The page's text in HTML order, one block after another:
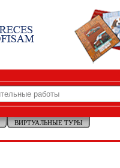
ВИРТУАЛЬНЫЕ ТУРЫ